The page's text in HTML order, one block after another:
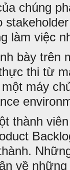
chúng
làm việc
bày trên
thi từ
máy
thành
về